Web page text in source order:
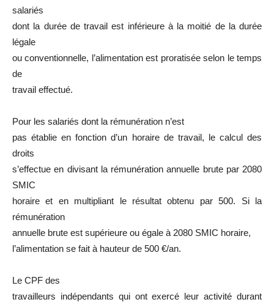
salariés
dont la durée de travail est inférieure à la moitié de la durée
légale
ou conventionnelle, l’alimentation est proratisée selon le temps
de
travail effectué.
Pour les salariés dont la rémunération n’est
pas établie en fonction d’un horaire de travail, le calcul des
droits
s’effectue en divisant la rémunération annuelle brute par 2080
SMIC
horaire et en multipliant le résultat obtenu par 500. Si la
rémunération
annuelle brute est supérieure ou égale à 2080 SMIC horaire,
l’alimentation se fait à hauteur de 500 €/an.
Le CPF des
travailleurs indépendants qui ont exercé leur activité durant